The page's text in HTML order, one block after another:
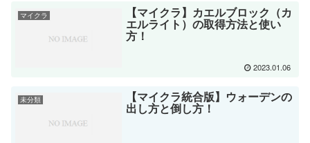
マイクラ 【マイクラ】カエルブロック（カ
エルライト）の取得方法と使い
方！
2023.01.06
未分類 【マイクラ統合版】ウォーデンの
出し方と倒し方！